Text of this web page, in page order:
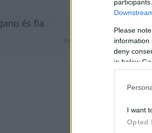
Please
information
deny
in below
I want
Opted
Joey Logano és fia Fotó: Meg